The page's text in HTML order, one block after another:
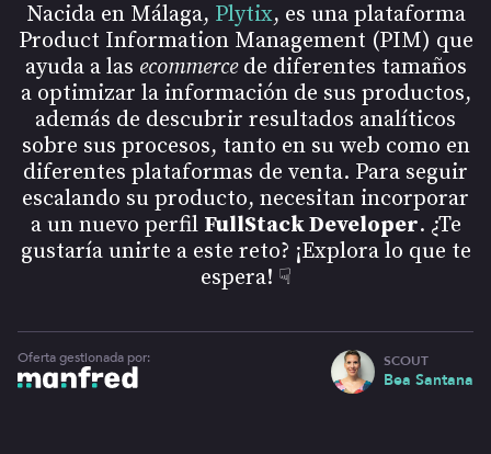
Nacida en Málaga, Plytix, es una plataforma
Product Information Management (PIM) que
ayuda a las ecommercede diferentes tamaños
a optimizar la información de sus productos,
además de descubrir resultados analíticos
sobre sus procesos, tanto en su web como en
diferentes plataformas de venta. Para seguir
escalando su producto, necesitan incorporar
a un nuevo perfil FullStack Developer. ¿Te
gustaría unirte a este reto? ¡Explora lo que te
espera! ☟
Oferta gestionada por: SCOUT
Bea Santana